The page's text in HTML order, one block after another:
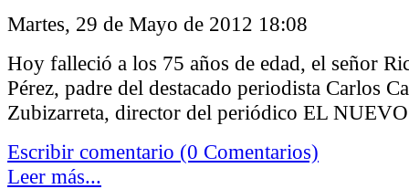
Martes, 29 de Mayo de 2012 18:08
Hoy falleció a los 75 años de edad, el señor
Pérez, padre del destacado periodista Carlos
Zubizarreta, director del periódico EL
Escribir comentario (0 Comentarios)
Leer más...